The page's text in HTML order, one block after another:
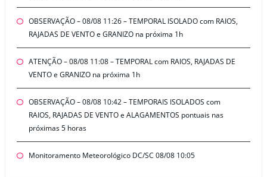
OBSERVAÇÃO – 08/08 11:26 – TEMPORAL ISOLADO com RAIOS,
RAJADAS DE VENTO e GRANIZO na próxima 1h
ATENÇÃO – 08/08 11:08 – TEMPORAL com RAIOS, RAJADAS DE
VENTO e GRANIZO na próxima 1h
OBSERVAÇÃO – 08/08 10:42 – TEMPORAIS ISOLADOS com
RAIOS, RAJADAS DE VENTO e ALAGAMENTOS pontuais nas
próximas 5 horas
Monitoramento Meteorológico DC/SC 08/08 10:05